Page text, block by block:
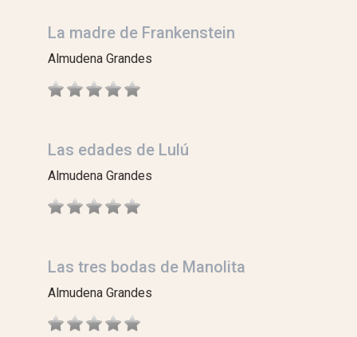
La madre de Frankenstein
Almudena Grandes
Las edades de Lulú
Almudena Grandes
Las tres bodas de Manolita
Almudena Grandes